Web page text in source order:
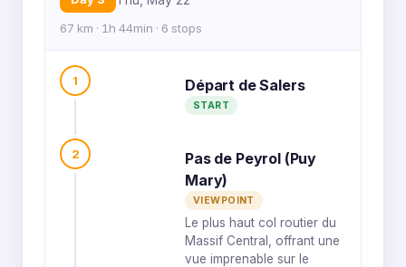
67 km · 1h 44min · 6 stops
1 Départ de Salers
START
2
Pas de Peyrol (Puy
Mary)
VIEWPOINT
Le plus haut col routier du
Massif Central, offrant une
vue imprenable sur le